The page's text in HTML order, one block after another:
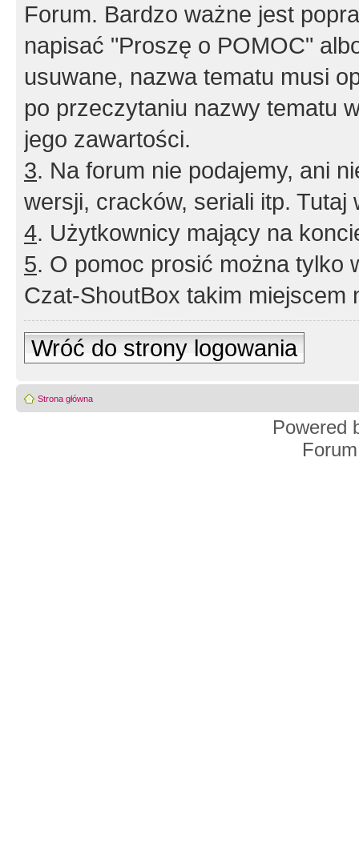
Forum. Bardzo ważne jest
napisać "Proszę o POMOC"
usuwane, nazwa tematu musi
po przeczytaniu nazwy tematu
jego zawartości.
3. Na forum nie podajemy, ani
wersji, cracków, seriali itp. Tutaj
4. Użytkownicy mający na
5. O pomoc prosić można tylko
Czat-ShoutBox takim miejscem
Wróć do strony logowania
Strona główna
Powered